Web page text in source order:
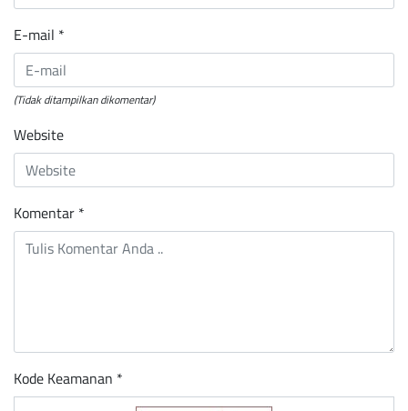
E-mail *
(Tidak ditampilkan dikomentar)
Website
Komentar *
Kode Keamanan *